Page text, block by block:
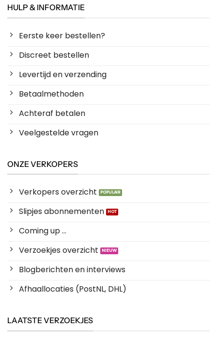
HULP & INFORMATIE
Eerste keer bestellen?
Discreet bestellen
Levertijd en verzending
Betaalmethoden
Achteraf betalen
Veelgestelde vragen
ONZE VERKOPERS
Verkopers overzicht
Slipjes abonnementen
Coming up ...
Verzoekjes overzicht
Blogberichten en interviews
Afhaallocaties (PostNL, DHL)
LAATSTE VERZOEKJES